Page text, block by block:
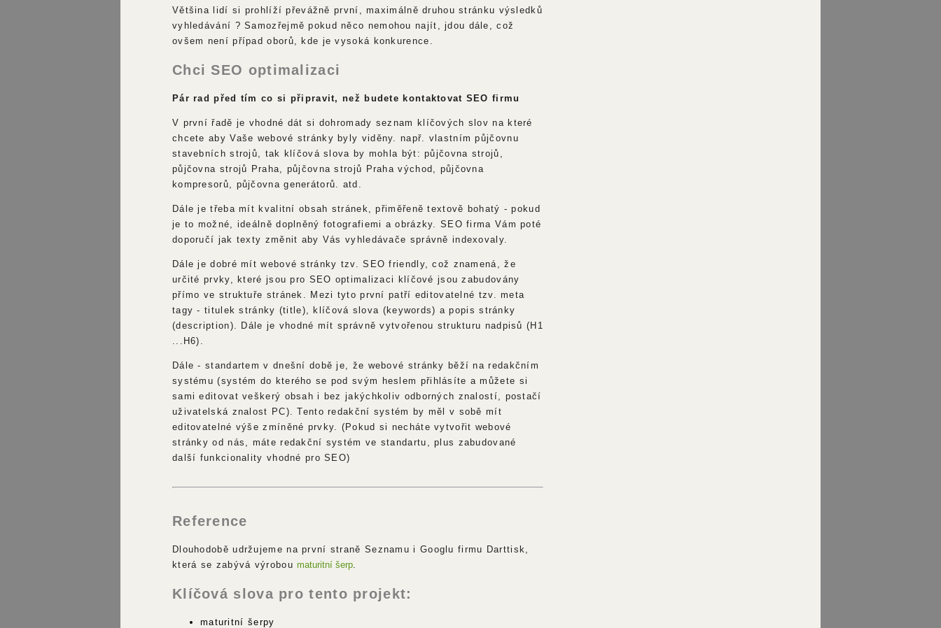
Většina lidí si prohlíží převážně první, maximálně druhou stránku výsledků
vyhledávání ? Samozřejmě pokud něco nemohou najít, jdou dále, což
ovšem není případ oborů, kde je vysoká konkurence.
Chci SEO optimalizaci
Pár rad před tím co si připravit, než budete kontaktovat SEO firmu
V první řadě je vhodné dát si dohromady seznam klíčových slov na které
chcete aby Vaše webové stránky byly viděny. např. vlastním půjčovnu
stavebních strojů, tak klíčová slova by mohla být: půjčovna strojů,
půjčovna strojů Praha, půjčovna strojů Praha východ, půjčovna
kompresorů, půjčovna generátorů. atd.
Dále je třeba mít kvalitní obsah stránek, přiměřeně textově bohatý - pokud
je to možné, ideálně doplněný fotografiemi a obrázky. SEO firma Vám poté
doporučí jak texty změnit aby Vás vyhledávače správně indexovaly.
Dále je dobré mít webové stránky tzv. SEO friendly, což znamená, že
určité prvky, které jsou pro SEO optimalizaci klíčové jsou zabudovány
přímo ve struktuře stránek. Mezi tyto první patří editovatelné tzv. meta
tagy - titulek stránky (title), klíčová slova (keywords) a popis stránky
(description). Dále je vhodné mít správně vytvořenou strukturu nadpisů (H1
...H6).
Dále - standartem v dnešní době je, že webové stránky běží na redakčním
systému (systém do kterého se pod svým heslem přihlásíte a můžete si
sami editovat veškerý obsah i bez jakýchkoliv odborných znalostí, postačí
uživatelská znalost PC). Tento redakční systém by měl v sobě mít
editovatelné výše zmíněné prvky. (Pokud si necháte vytvořit webové
stránky od nás, máte redakční systém ve standartu, plus zabudované
další funkcionality vhodné pro SEO)
Reference
Dlouhodobě udržujeme na první straně Seznamu i Googlu firmu Darttisk,
která se zabývá výroboumaturitní šerp.
Klíčová slova pro tento projekt:
maturitní šerpy